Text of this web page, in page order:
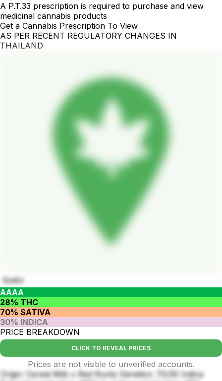
A P.T.33 prescription is required to purchase and view
medicinal cannabis products
Get a Cannabis Prescription To View
AS PER RECENT REGULATORY CHANGES IN
THAILAND
Quikz
AAAA
28% THC
70% SATIVA
30% INDICA
PRICE BREAKDOWN
CLICK TO REVEAL PRICES
Prices are not visible to unverified accounts.
Origin: Cereal Milk x Red Runtz Genetics: 70/30 Indica